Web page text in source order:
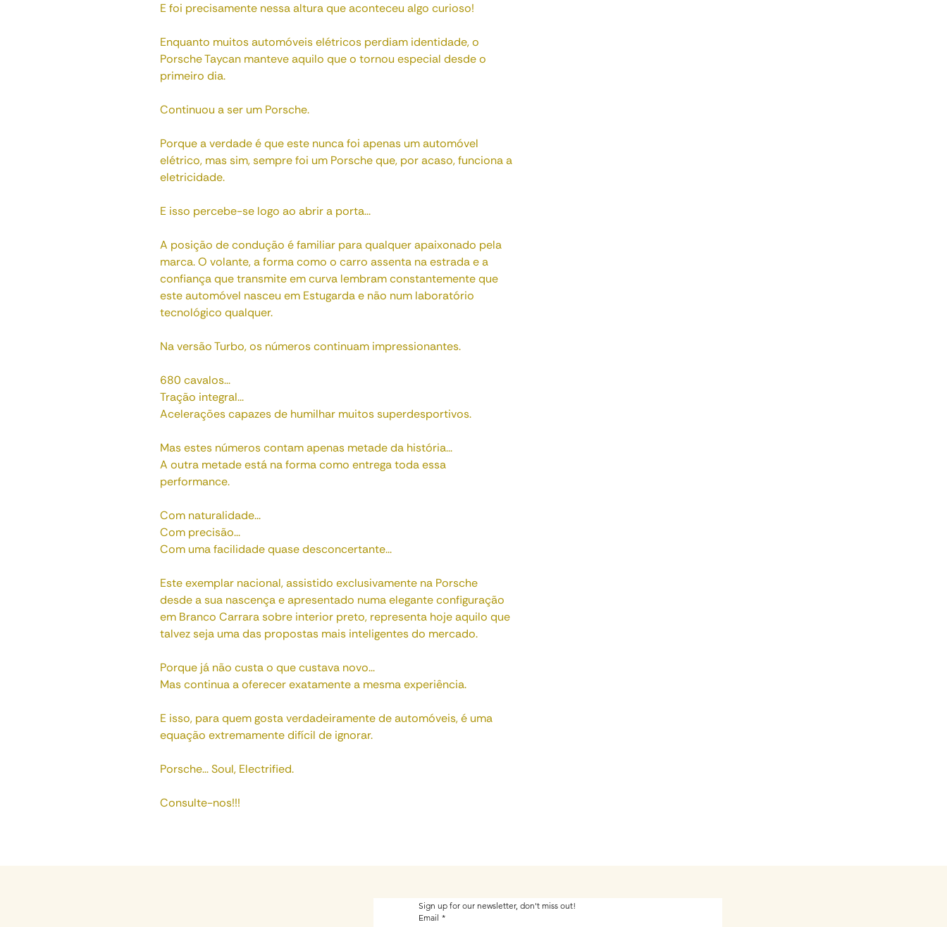
E foi precisamente nessa altura que aconteceu algo curioso!
Enquanto muitos automóveis elétricos perdiam identidade, o
Porsche Taycan manteve aquilo que o tornou especial desde o
primeiro dia.
Continuou a ser um Porsche.
Porque a verdade é que este nunca foi apenas um automóvel
elétrico, mas sim, sempre foi um Porsche que, por acaso, funciona a
eletricidade.
E isso percebe-se logo ao abrir a porta...
A posição de condução é familiar para qualquer apaixonado pela
marca. O volante, a forma como o carro assenta na estrada e a
confiança que transmite em curva lembram constantemente que
este automóvel nasceu em Estugarda e não num laboratório
tecnológico qualquer.
Na versão Turbo, os números continuam impressionantes.
680 cavalos...
Tração integral...
Acelerações capazes de humilhar muitos superdesportivos.
Mas estes números contam apenas metade da história...
A outra metade está na forma como entrega toda essa
performance.
Com naturalidade...
Com precisão...
Com uma facilidade quase desconcertante...
Este exemplar nacional, assistido exclusivamente na Porsche
desde a sua nascença e apresentado numa elegante configuração
em Branco Carrara sobre interior preto, representa hoje aquilo que
talvez seja uma das propostas mais inteligentes do mercado.
Porque já não custa o que custava novo...
Mas continua a oferecer exatamente a mesma experiência.
E isso, para quem gosta verdadeiramente de automóveis, é uma
equação extremamente difícil de ignorar.
Porsche... Soul, Electrified.
Consulte-nos!!!
Sign up for our newsletter, don't miss out!
Email *